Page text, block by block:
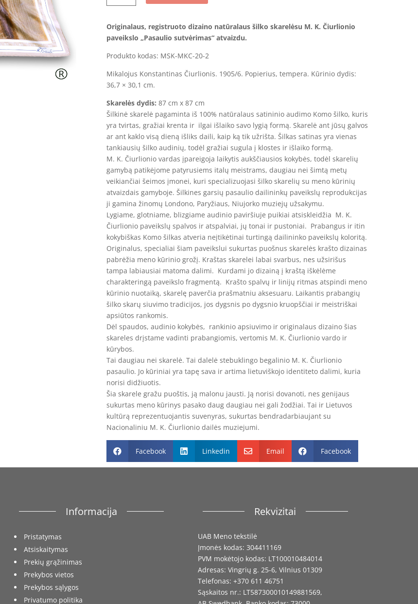
Šilkinė
–
„Pasaulio
XI”
Originalaus, registruoto dizaino natūralaus šilko skarelėsu M. K. Čiurlionio
paveikslo „Pasaulio sutvėrimas“ atvaizdu.
Produkto kodas: MSK-MKC-20-2
Mikalojus Konstantinas Čiurlionis. 1905/6. Popierius, tempera. Kūrinio dydis:
36,7 × 30,1 cm.
Skarelės dydis: 87 cm x 87 cm
Šilkinė skarelė pagaminta iš 100% natūralaus satininio audimo Komo šilko, kuris
yra tvirtas, gražiai krenta ir ilgai išlaiko savo lygią formą. Skarelė ant jūsų galvos
ar ant kaklo visą dieną išliks daili, kaip ką tik užrišta. Šilkas satinas yra vienas
tankiausių šilko audinių, todėl gražiai sugula į klostes ir išlaiko formą.
M. K. Čiurlionio vardas įpareigoja laikytis aukščiausios kokybės, todėl skarelių
gamybą patikėjome patyrusiems italų meistrams, daugiau nei šimtą metų
veikiančiai šeimos įmonei, kuri specializuojasi šilko skarelių su meno kūrinių
atvaizdais gamyboje. Šilkines garsių pasaulio dailininkų paveikslų reprodukcijas
ji gamina žinomų Londono, Paryžiaus, Niujorko muziejų užsakymu.
Lygiame, glotniame, blizgiame audinio paviršiuje puikiai atsiskleidžia M. K.
Čiurlionio paveikslų spalvos ir atspalviai, jų tonai ir pustoniai. Prabangus ir itin
kokybiškas Komo šilkas atveria neįtikėtinai turtingą dailininko paveikslų koloritą.
Originalus, specialiai šiam paveikslui sukurtas puošnus skarelės krašto dizainas
pabrėžia meno kūrinio grožį. Kraštas skarelei labai svarbus, nes užsirišus
tampa labiausiai matoma dalimi. Kurdami jo dizainą į kraštą iškėlėme
charakteringą paveikslo fragmentą. Krašto spalvų ir linijų ritmas atspindi meno
kūrinio nuotaiką, skarelę paverčia prašmatniu aksesuaru. Laikantis prabangių
šilko skarų siuvimo tradicijos, jos dygsnis po dygsnio kruopščiai ir meistriškai
apsiūtos rankomis.
Dėl spaudos, audinio kokybės, rankinio apsiuvimo ir originalaus dizaino šias
skareles drįstame vadinti prabangiomis, vertomis M. K. Čiurlionio vardo ir
kūrybos.
Tai daugiau nei skarelė. Tai dalelė stebuklingo begalinio M. K. Čiurlionio
pasaulio. Jo kūriniai yra tapę sava ir artima lietuviškojo identiteto dalimi, kuria
norisi didžiuotis.
Šia skarele gražu puoštis, ją malonu jausti. Ją norisi dovanoti, nes genijaus
sukurtas meno kūrinys pasako daug daugiau nei gali žodžiai. Tai ir Lietuvos
kultūrą reprezentuojantis suvenyras, sukurtas bendradarbiaujant su
Nacionaliniu M. K. Čiurlionio dailės muziejumi.
 Facebook  Linkedin  Email  Facebook
Informacija
Pristatymas
Atsiskaitymas
Prekių grąžinimas
Prekybos vietos
Prekybos sąlygos
Privatumo politika
Rekvizitai
UAB Meno tekstilė
Įmonės kodas: 304411169
PVM mokėtojo kodas: LT100010484014
Adresas: Vingrių g. 25-6, Vilnius 01309
Telefonas: +370 611 46751
Sąskaitos nr.: LT587300010149881569,